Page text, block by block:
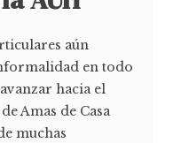
aún
en todo
hacia el
Amas de Casa
muchas